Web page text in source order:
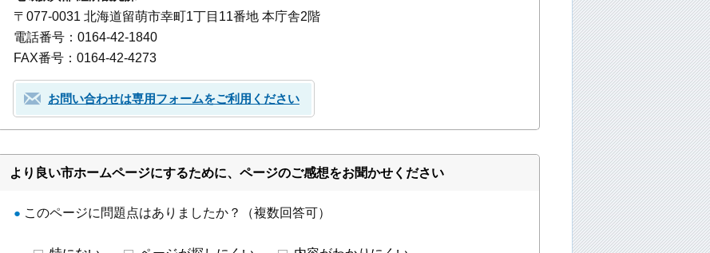
〒077-0031 北海道留萌市幸町1丁目11番地 本庁舎2階
電話番号：0164-42-1840
FAX番号：0164-42-4273
お問い合わせは専用フォームをご利用ください
より良い市ホームページにするために、ページのご感想をお聞かせください
● このページに問題点はありましたか？（複数回答可）